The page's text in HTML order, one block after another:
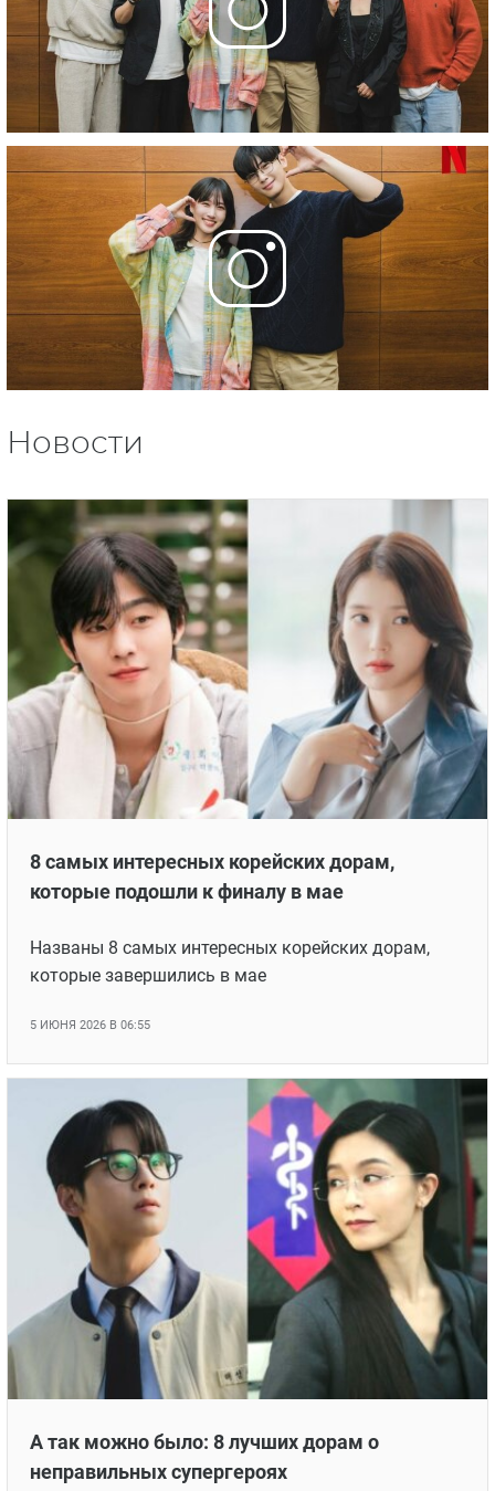
Новости
8 самых интересных корейских дорам,
которые подошли к финалу в мае
Названы 8 самых интересных корейских дорам,
которые завершились в мае
5 ИЮНЯ 2026 В 06:55
А так можно было: 8 лучших дорам о
неправильных супергероях